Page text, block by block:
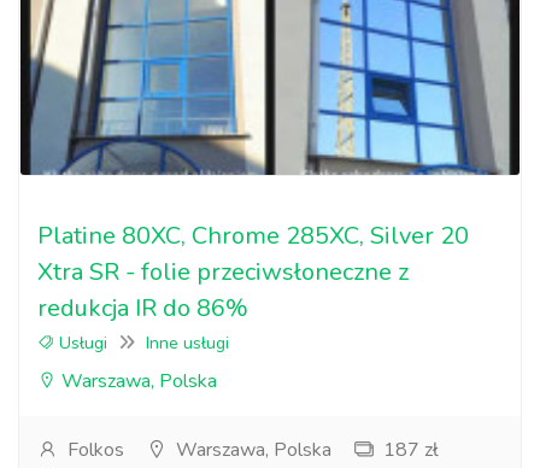
Platine 80XC, Chrome 285XC, Silver 20
Xtra SR - folie przeciwsłoneczne z
redukcja IR do 86%
Usługi Inne usługi
Warszawa, Polska
Folkos Warszawa, Polska
187 zł